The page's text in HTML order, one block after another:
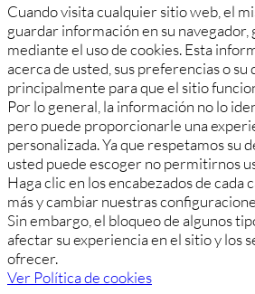
Cuando visita cualquier sitio web, el
guardar información en su
mediante el uso de cookies. Esta
acerca de usted, sus preferencias o su
principalmente para que el sitio
Por lo general, la información no lo
pero puede proporcionarle una
personalizada. Ya que respetamos su
usted puede escoger no permitirnos
Haga clic en los encabezados de cada
más y cambiar nuestras
Sin embargo, el bloqueo de algunos
afectar su experiencia en el sitio y los
ofrecer.
Ver Política de cookies